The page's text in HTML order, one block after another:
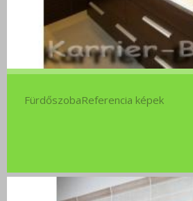
FürdőszobaReferencia képek